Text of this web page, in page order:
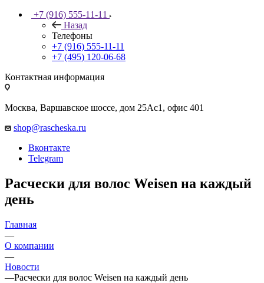
+7 (916) 555-11-11
Назад
Телефоны
+7 (916) 555-11-11
+7 (495) 120-06-68
Контактная информация
Москва, Варшавское шоссе, дом 25Аc1, офис 401
shop@rascheska.ru
Вконтакте
Telegram
Расчески для волос Weisen на каждый
день
Главная
—
О компании
—
Новости
—Расчески для волос Weisen на каждый день